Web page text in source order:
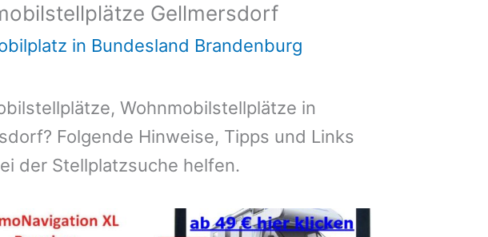
Gellmersdorf
in Bundesland Brandenburg
Wohnmobilstellplätze in
Folgende Hinweise, Tipps und Links
der Stellplatzsuche helfen.